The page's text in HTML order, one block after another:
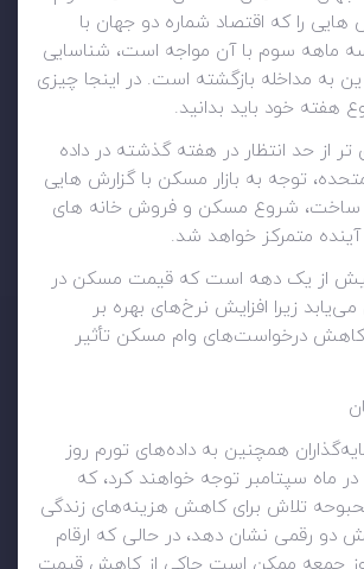
هایی را که اقتصاد شماره دو جهان با
ماهه سوم با آن مواجه است، شناسایی
به مداخله بازگشته است. در اینجا چیزی
هفته خود باید بدانید.
از حد انتظار در هفته گذشته در داده
توجه به بازار مسکن با گزارش هایی
ساخت، شروع مسکن و فروش خانه های
متمرکز خواهد شد.
بیش از یک دهه است که قیمت مسکن در
زیرا افزایش نرخ‌های بهره بر
درخواست‌های وام مسکن تأثیر
همچنین به داده‌های تورم روز
در ماه سپتامبر توجه خواهند کرد، که
تلاش برای کاهش هزینه‌های زندگی
دو رقمی نشان دهد، در حالی که ارقام